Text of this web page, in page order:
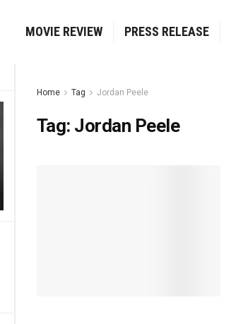
MOVIE REVIEW PRESS RELEASE
Home Tag Jordan Peele
Tag: Jordan Peele